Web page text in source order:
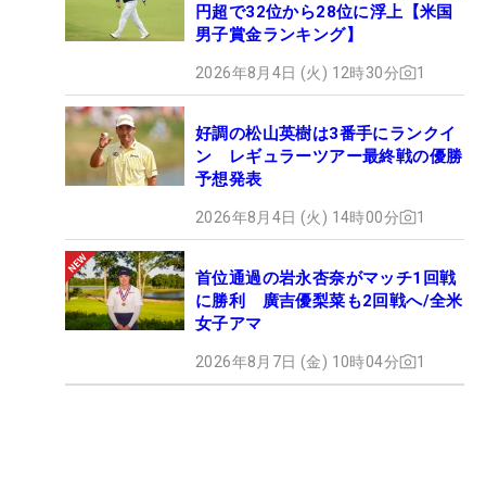
円超で32位から28位に浮上【米国
男子賞金ランキング】
2026年8月4日 (火) 12時30分 1
好調の松山英樹は3番手にランクイ
ン レギュラーツアー最終戦の優勝
予想発表
2026年8月4日 (火) 14時00分 1
首位通過の岩永杏奈がマッチ1回戦
に勝利 廣吉優梨菜も2回戦へ/全米
女子アマ
2026年8月7日 (金) 10時04分 1